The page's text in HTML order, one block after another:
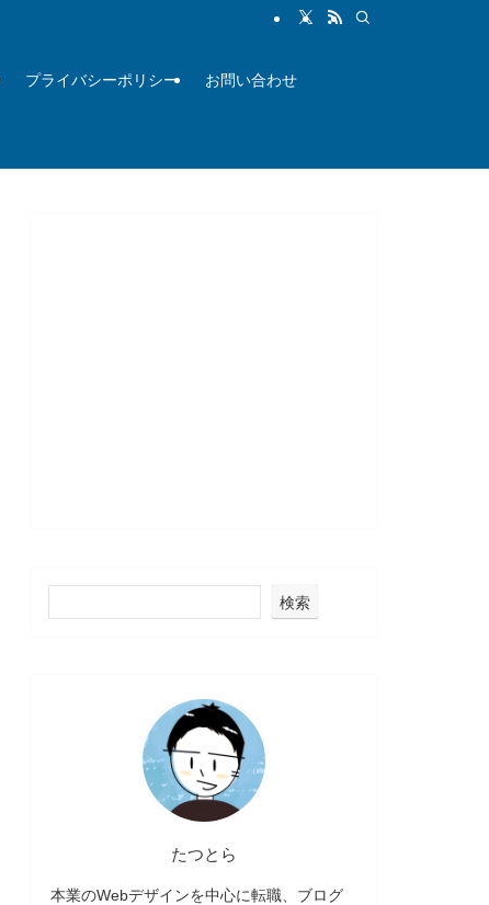
プライバシーポリシー お問い合わせ
検索
たつとら
本業のWebデザインを中心に転職、ブログ